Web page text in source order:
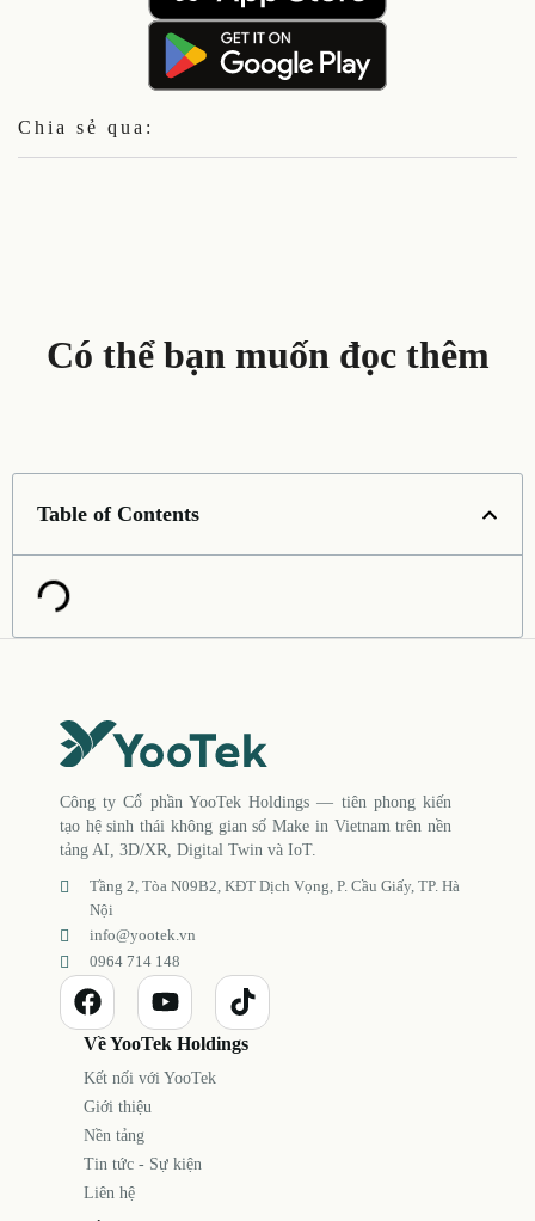
Chia sẻ qua:
Có thể bạn muốn đọc thêm
Table of Contents
Công ty Cổ phần YooTek Holdings — tiên phong kiến
tạo hệ sinh thái không gian số Make in Vietnam trên nền
tảng AI, 3D/XR, Digital Twin và IoT.
Tầng 2, Tòa N09B2, KĐT Dịch Vọng, P. Cầu Giấy, TP. Hà
Nội
info@yootek.vn
0964 714 148
Về YooTek Holdings
Kết nối với YooTek
Giới thiệu
Nền tảng
Tin tức - Sự kiện
Liên hệ